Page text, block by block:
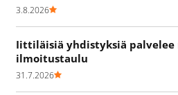
3.8.2026
Iittiläisiä yhdistyksiä
ilmoitustaulu
31.7.2026